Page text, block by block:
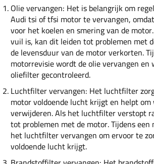
Olie vervangen: Het is belangrijk om
Audi tsi of tfsi motor te vervangen,
voor het koelen en smering van de
vuil is, kan dit leiden tot problemen met
de levensduur van de motor verkorten.
motorrevisie wordt de olie vervangen en
oliefilter gecontroleerd.
Luchtfilter vervangen: Het luchtfilter
motor voldoende lucht krijgt en helpt
verwijderen. Als het luchtfilter verstopt
tot problemen met de motor. Tijdens
het luchtfilter vervangen om ervoor te
voldoende lucht krijgt.